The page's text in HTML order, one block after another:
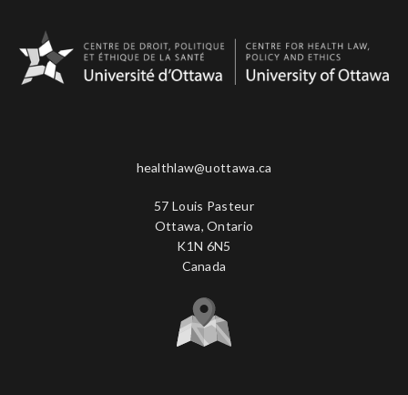
healthlaw@uottawa.ca
57 Louis Pasteur
Ottawa, Ontario
K1N 6N5
Canada